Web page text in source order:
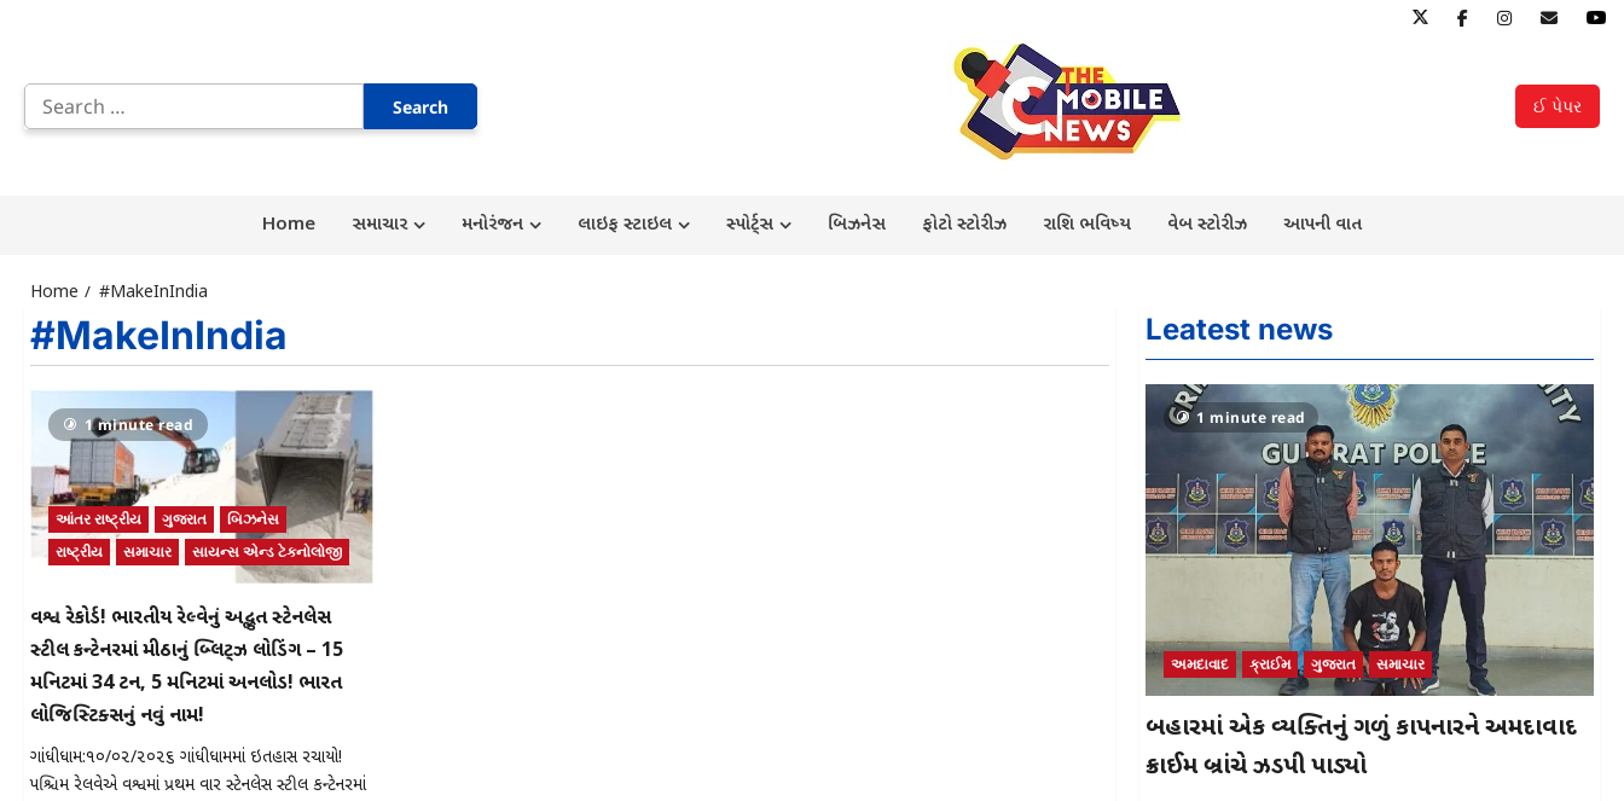
content
Search
for:
ઈ પેપર
Home સમાચાર મનોરંજન લાઇફ સ્ટાઇલ સ્પોર્ટ્સ બિઝનેસ ફોટો સ્ટોરીઝ રાશિ ભવિષ્ય વેબ સ્ટોરીઝ આપની વાત
Home #MakeInIndia
#MakeInIndia
1 minute read
આંતર રાષ્ટ્રીય ગુજરાત
બિઝનેસ
રાષ્ટ્રીય
સમાચાર સાયન્સ એન્ડ ટેકનોલોજી
વિશ્વ રેકોર્ડ! ભારતીય રેલ્વેનું અદ્ભુત સ્ટેનલેસ
સ્ટીલ કન્ટેનરમાં મીઠાનું બ્લિટ્ઝ લોડિંગ – 15
મિનિટમાં 34 ટન, 5 મિનિટમાં અનલોડ! ભારત
લોજિસ્ટિક્સનું નવું નામ!
ગાંધીધામ:૧૦/૦૨/૨૦૨૬ ગાંધીધામમાં ઇતિહાસ રચાયો!
પશ્ચિમ રેલવેએ વિશ્વમાં પ્રથમ વાર સ્ટેનલેસ સ્ટીલ કન્ટેનરમાં
Leatest news
1 minute read
અમદાવાદ ક્રાઈમ ગુજરાત સમાચાર
બિહારમાં એક વ્યક્તિનું ગળું કાપનારને અમદાવાદ
ક્રાઈમ બ્રાંચે ઝડપી પાડ્યો